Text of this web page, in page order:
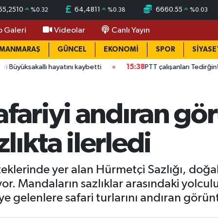
%0.32 64,4811 %0.38 6660.55 %0.03
Galeri Videolar Canlı Yayın
GÜNCEL EKONOMİ SPOR
hayatını kaybetti 15:38 PTT çalışanları Tedirğin! Ateş:
andıran
ilerledi
yer alan Hürmetçi Sazlığı,
Mandaların sazlıklar arasındaki
gelenlere safari turlarını andıran